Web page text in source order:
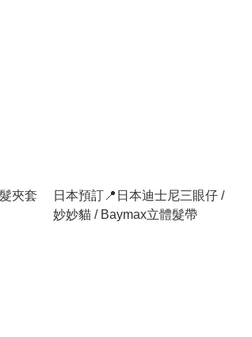
夾套
日本預訂📍日本迪士尼三眼仔 /
妙妙貓 / Baymax立體髮帶